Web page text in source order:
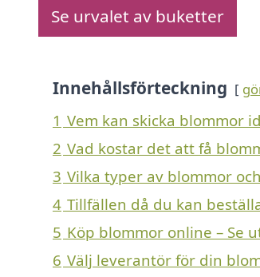
Se urvalet av buketter
Innehållsförteckning
1 Vem kan skicka blommor
2 Vad kostar det att få
3 Vilka typer av blommor
4 Tillfällen då du kan
5 Köp blommor online – Se
6 Välj leverantör för din